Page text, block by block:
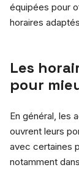
équipées pour
horaires
Les
pour
En général, les
ouvrent leurs
avec certaines
notamment